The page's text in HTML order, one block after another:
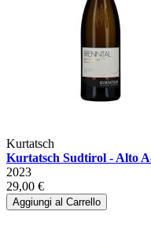
Kurtatsch
Kurtatsch Sudtirol - Alto
2023
29,00 €
Aggiungi al Carrello